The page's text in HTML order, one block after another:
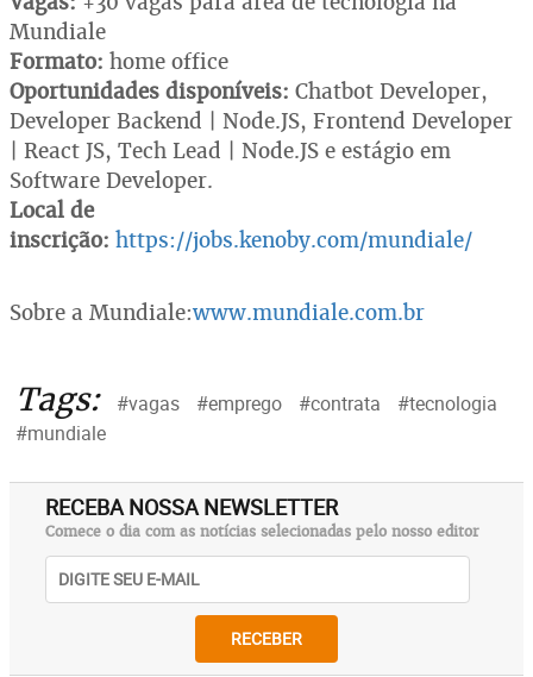
Mundiale
Formato: home office
Oportunidades disponíveis: Chatbot Developer,
Developer Backend | Node.JS, Frontend Developer
| React JS, Tech Lead | Node.JS e estágio em
Software Developer.
Local de
inscrição: https://jobs.kenoby.com/mundiale/
Sobre a Mundiale:www.mundiale.com.br
Tags: #vagas #emprego #contrata
#tecnologia
#mundiale
RECEBA NOSSA NEWSLETTER
Comece o dia com as notícias selecionadas pelo nosso editor
RECEBER